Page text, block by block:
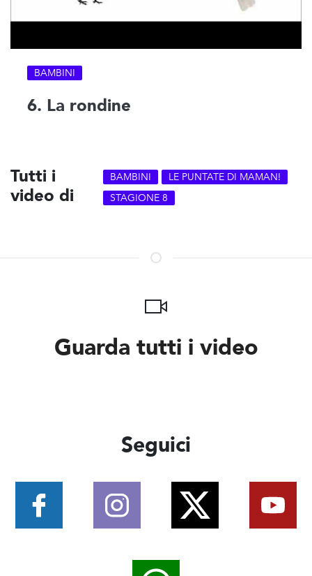
BAMBINI
6. La rondine
Tutti i
video di
BAMBINI
LE PUNTATE DI MAMAN!
STAGIONE 8
Guarda tutti i video
Seguici